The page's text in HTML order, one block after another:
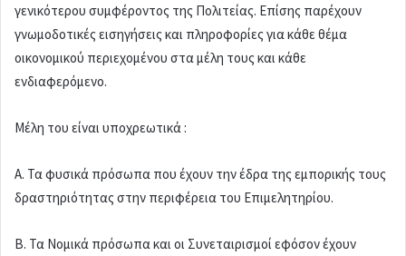
γενικότερου συμφέροντος της Πολιτείας. Επίσης παρέχουν
γνωμοδοτικές εισηγήσεις και πληροφορίες για κάθε θέμα
οικονομικού περιεχομένου στα μέλη τους και κάθε
ενδιαφερόμενο.
Μέλη του είναι υποχρεωτικά :
Α. Τα φυσικά πρόσωπα που έχουν την έδρα της εμπορικής τους
δραστηριότητας στην περιφέρεια του Επιμελητηρίου.
Β. Τα Νομικά πρόσωπα και οι Συνεταιρισμοί εφόσον έχουν